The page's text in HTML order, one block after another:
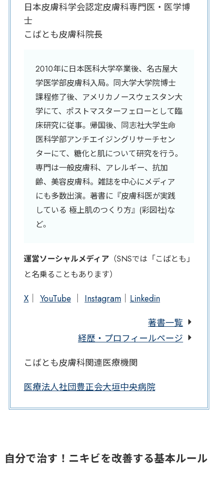
日本皮膚科学会認定皮膚科専門医・医学博
士
こばとも皮膚科院長
2010年に日本医科大学卒業後、名古屋大
学医学部皮膚科入局。同大学大学院博士
課程修了後、アメリカノースウェスタン大
学にて、ポストマスターフェローとして臨
床研究に従事。帰国後、同志社大学生命
医科学部アンチエイジングリサーチセン
ターにて、糖化と肌について研究を行う。
専門は一般皮膚科、アレルギー、抗加
齢、美容皮膚科。雑誌を中心にメディア
にも多数出演。著書に『皮膚科医が実践
している 極上肌のつくり方』(彩図社)な
ど。
運営ソーシャルメディア（SNSでは「こばとも」
と名乗ることもあります）
X｜ YouTube｜ Instagram｜ Linkedin
著書一覧
経歴・プロフィールページ
こばとも皮膚科関連医療機関
医療法人社団豊正会大垣中央病院
自分で治す！ニキビを改善する基本ルール